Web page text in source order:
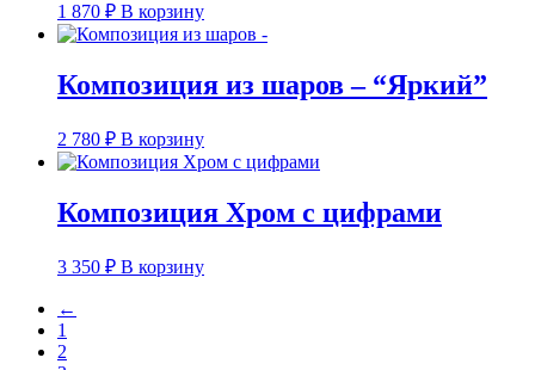
1 870 ₽ В корзину
Композиция из шаров – “Яркий”
2 780 ₽ В корзину
Композиция Хром с цифрами
3 350 ₽ В корзину
←
1
2